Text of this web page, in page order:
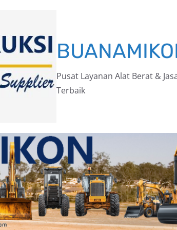
Pusat Layanan Alat Berat &
Terbaik